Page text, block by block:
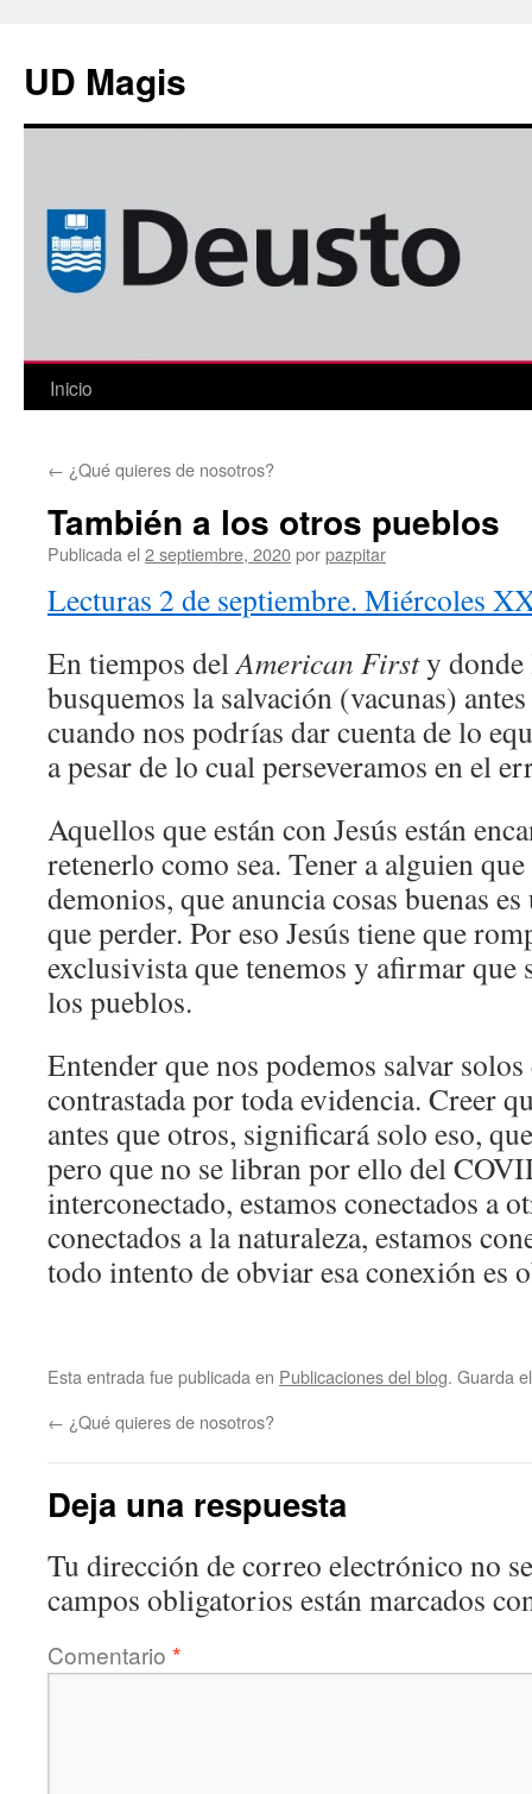
contenido
UD Magis
Inicio
← ¿Qué quieres de nosotros?
También a los otros pueblos
Publicada el 2 septiembre, 2020porpazpitar
Lecturas 2 de septiembre. Miércoles
En tiempos delAmerican Firsty donde
busquemos la salvación (vacunas)
cuando nos podrías dar cuenta de lo
a pesar de lo cual perseveramos en el
Aquellos que están con Jesús están
retenerlo como sea. Tener a alguien
demonios, que anuncia cosas buenas
que perder. Por eso Jesús tiene que
exclusivista que tenemos y afirmar que
los pueblos.
Entender que nos podemos salvar
contrastada por toda evidencia. Creer
antes que otros, significará solo eso,
pero que no se libran por ello del
interconectado, estamos conectados a
conectados a la naturaleza, estamos
todo intento de obviar esa conexión es
Esta entrada fue publicada en Publicaciones del blog. Guarda
← ¿Qué quieres de nosotros?
Deja una respuesta
Tu dirección de correo electrónico no
campos obligatorios están marcados
Comentario *